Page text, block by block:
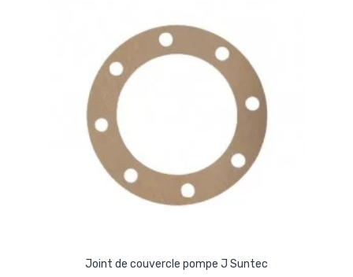
Joint de couvercle pompe J Suntec